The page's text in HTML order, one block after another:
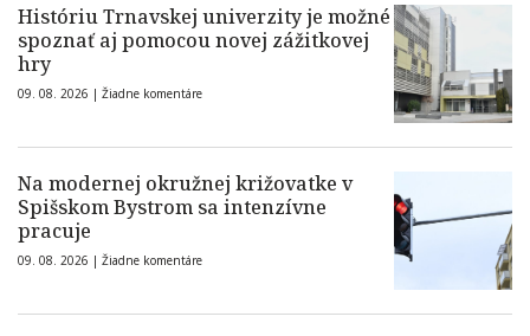
Históriu Trnavskej univerzity je možné
spoznať aj pomocou novej zážitkovej
hry
09. 08. 2026 | Žiadne komentáre
Na modernej okružnej križovatke v
Spišskom Bystrom sa intenzívne
pracuje
09. 08. 2026 | Žiadne komentáre